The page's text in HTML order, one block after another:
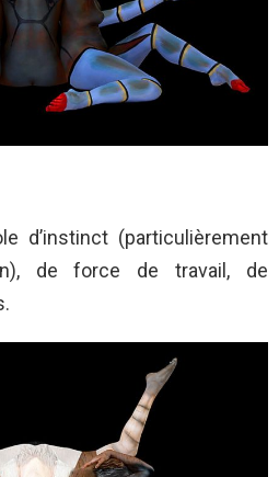
d’instinct (particulièrement
de force de travail, de